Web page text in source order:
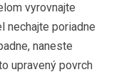
vyrovnajte
nechajte poriadne
naneste
upravený povrch